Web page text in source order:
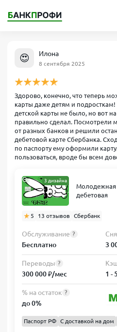
😍 Илона
8 сентября 2025
Здорово, конечно, что теперь
карты даже детям и
детской карты не было, но вот
правильно сделал. Посмотрели
от разных банков и решили
дебетовой карте Сбербанка.
по паспорту ему оформили
пользоваться, вроде бы всем
3 дизайна
Молодежная
дебетовая
5 13 отзывов Сбербанк
Обслуживание ?
Бесплатно 3
Переводы ?
300 000 ₽/мес 1 -
% на остаток ?
до 0%
Паспорт РФ С доставкой на дом